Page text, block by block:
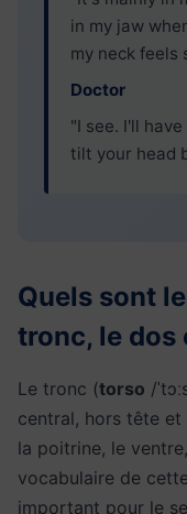
in my jaw
my neck feels
Doctor
"I see. I'll
tilt your head
Quels sont
tronc, le dos
Le tronc (torso /
central, hors tête et
la poitrine, le
vocabulaire de
important pour le